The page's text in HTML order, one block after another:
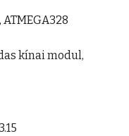
kínai modul,